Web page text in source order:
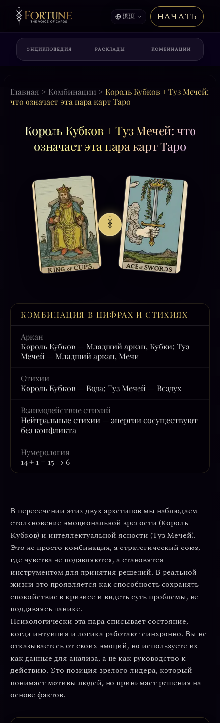
🇷🇺 НАЧАТЬ
ЭНЦИКЛОПЕДИЯ РАСКЛАДЫ КОМБИНАЦИИ
Главная > Комбинации > Король Кубков + Туз Мечей:
что означает эта пара карт Таро
Король Кубков + Туз Мечей: что
означает эта пара карт Таро
КОМБИНАЦИЯ В ЦИФРАХ И СТИХИЯХ
Аркан
Король Кубков — Младший аркан, Кубки; Туз
Мечей — Младший аркан, Мечи
Стихии
Король Кубков — Вода; Туз Мечей — Воздух
Взаимодействие стихий
Нейтральные стихии — энергии сосуществуют
без конфликта
Нумерология
14 + 1 = 15 → 6
В пересечении этих двух архетипов мы наблюдаем
столкновение эмоциональной зрелости (Король
Кубков) и интеллектуальной ясности (Туз Мечей).
Это не просто комбинация, а стратегический союз,
где чувства не подавляются, а становятся
инструментом для принятия решений. В реальной
жизни это проявляется как способность сохранять
спокойствие в кризисе и видеть суть проблемы, не
поддаваясь панике.
Психологически эта пара описывает состояние,
когда интуиция и логика работают синхронно. Вы не
отказываетесь от своих эмоций, но используете их
как данные для анализа, а не как руководство к
действию. Это позиция зрелого лидера, который
понимает мотивы людей, но принимает решения на
основе фактов.